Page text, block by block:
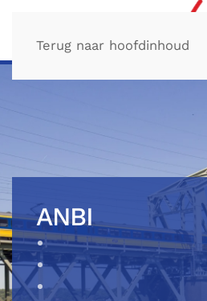
Terug naar hoofdinhoud
ANBI